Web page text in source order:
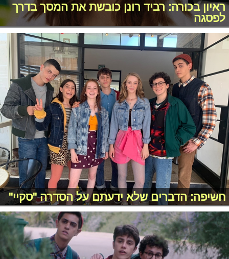
ראיון בכורה: רביד רונן כובשת את המסך בדרך
לפסגה
חשיפה: הדברים שלא ידעתם על הסדרה "סקיי"